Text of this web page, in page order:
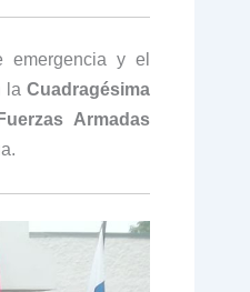
y el
la Cuadragésima
Armadas